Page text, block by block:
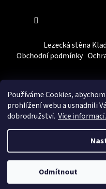
Používáme Cookies,
prohlížení webu a usnadnili
dobrodružství. Více informací.
Odmítnout
Lezecká stěna
Obchodní podmínky
&
Copyright 2026
Upravit